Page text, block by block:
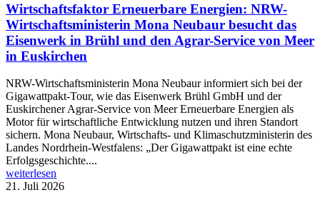
Wirtschaftsfaktor Erneuerbare Energien: NRW-
Wirtschaftsministerin Mona Neubaur besucht das
Eisenwerk in Brühl und den Agrar-Service von Meer
in Euskirchen
NRW-Wirtschaftsministerin Mona Neubaur informiert sich bei der
Gigawattpakt-Tour, wie das Eisenwerk Brühl GmbH und der
Euskirchener Agrar-Service von Meer Erneuerbare Energien als
Motor für wirtschaftliche Entwicklung nutzen und ihren Standort
sichern. Mona Neubaur, Wirtschafts- und Klimaschutzministerin des
Landes Nordrhein-Westfalens: „Der Gigawattpakt ist eine echte
Erfolgsgeschichte....
weiterlesen
21. Juli 2026